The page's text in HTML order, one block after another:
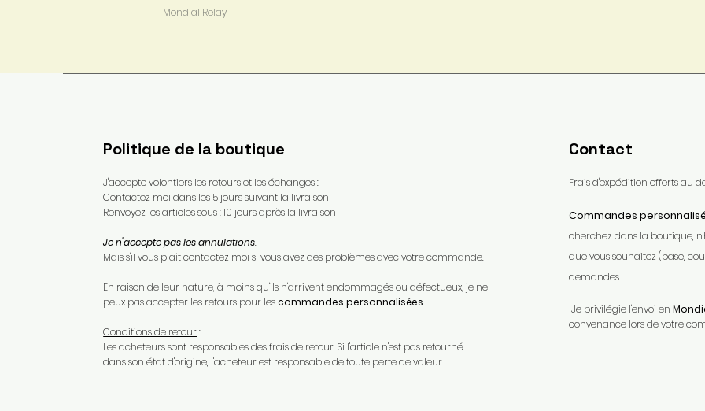
Mondial Relay
Politique de la boutique
J'accepte volontiers les retours et les échanges :
Contactez moi dans les 5 jours suivant la livraison
Renvoyez les articles sous : 10 jours après la livraison
Je n'accepte pas les annulations.
Mais s'il vous plaît contactez moï si vous avez des problèmes avec votre commande.​
En raison de leur nature, à moins qu'ils n'arrivent endommagés ou défectueux, je ne
peux pas accepter les retours pour lescommandes personnalisées.​
Conditions de retour:
Les acheteurs sont responsables des frais de retour. Si l'article n'est pas retourné
dans son état d'origine, l'acheteur est responsable de toute perte de valeur.
Contact
Frais d'expédition offerts au
Commandes
cherchez dans la boutique,
que vous souhaitez (base,
demandes.
Je privilégie l'envoi en
convenance lors de votre